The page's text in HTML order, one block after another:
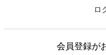
ロ
会員登録が